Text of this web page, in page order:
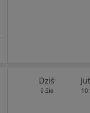
Dziś
9 Sie 10